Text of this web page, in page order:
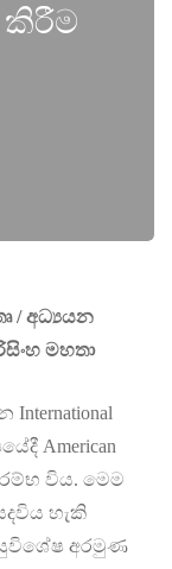
/ අධ්‍යයන
මහතා
American
ආරම්භ විය. මෙම
හැකි
අරමුණ